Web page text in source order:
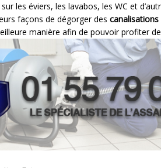
les éviers, les lavabos, les WC et
façons de dégorger des
manière afin de pouvoir profiter